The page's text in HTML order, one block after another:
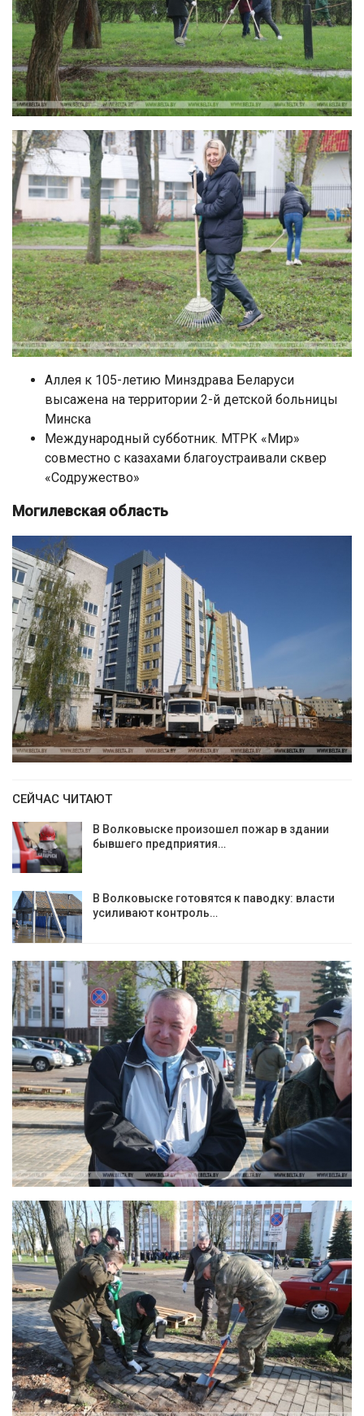
Аллея к 105-летию Минздрава Беларуси
высажена на территории 2-й детской больницы
Минска
Международный субботник. МТРК «Мир»
совместно с казахами благоустраивали сквер
«Содружество»
Могилевская область
СЕЙЧАС ЧИТАЮТ
В Волковыске произошел пожар в здании
бывшего предприятия…
В Волковыске готовятся к паводку: власти
усиливают контроль…